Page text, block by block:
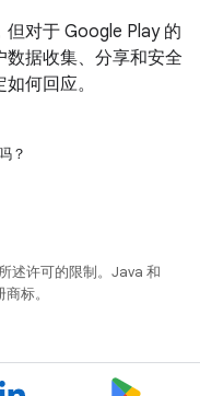
对于 Google Play 的
数据收集、分享和安全
何回应。
？
述许可的限制。Java 和
标。